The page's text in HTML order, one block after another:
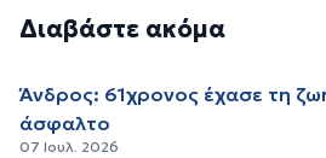
Διαβάστε ακόμα
Άνδρος: 61χρονος έχασε τη
άσφαλτο
07 Ιουλ. 2026